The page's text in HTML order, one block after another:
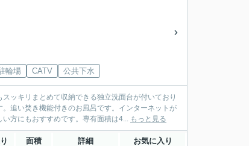
輪場 CATV 公共下水
ッキリまとめて収納できる独立洗面台が付いており
追い焚き機能付きのお風呂です。インターネットが
方にもおすすめです。専有面積は4... もっと見る
面積 詳細 お気に入り